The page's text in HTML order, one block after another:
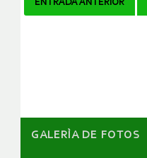
Navegador
ENTRADA ANTERIOR
GALERÌA DE FOTOS